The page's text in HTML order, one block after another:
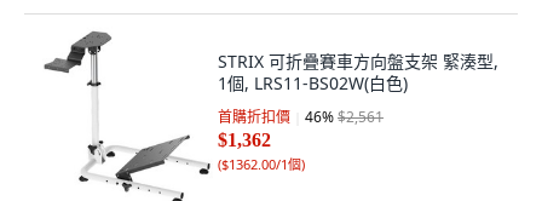
STRIX 可折疊賽車方向盤支架 緊湊型,
1個, LRS11-BS02W(白色)
首購折扣價 46%$2,561
$1,362
($1362.00/1個)